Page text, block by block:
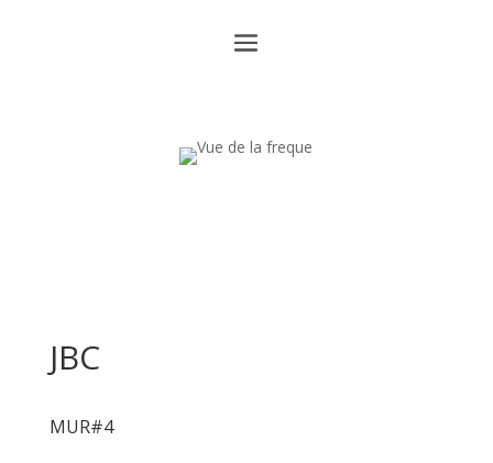
JBC
MUR#4